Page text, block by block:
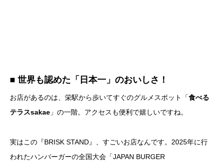
■ 世界も認めた「日本一」のおいしさ！
お店があるのは、栄駅から歩いてすぐのグルメスポット「食べる
テラスsakae 」の一階。アクセスも便利で嬉しいですね。
実はこの『BRISK STAND』、すごいお店なんです。2025年に行
われたハンバーガーの全国大会「JAPAN BURGER